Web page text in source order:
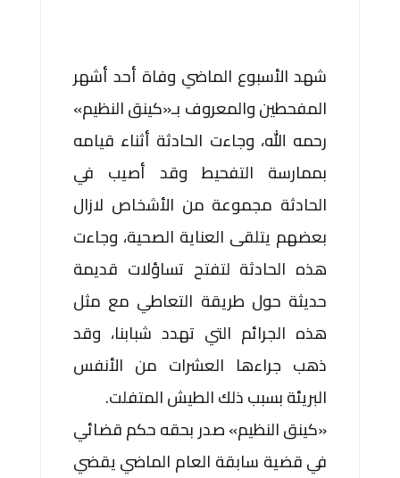
شهد الأسبوع الماضي وفاة أحد أشهر
المفحطين والمعروف بـ«كينق النظيم»
رحمه الله، وجاءت الحادثة أثناء قيامه
بممارسة التفحيط وقد أصيب في
الحادثة مجموعة من الأشخاص لازال
بعضهم يتلقى العناية الصحية، وجاءت
هذه الحادثة لتفتح تساؤلات قديمة
حديثة حول طريقة التعاطي مع مثل
هذه الجرائم التي تهدد شبابنا، وقد
ذهب جراءها العشرات من الأنفس
البريئة بسبب ذلك الطيش المتفلت.
«كينق النظيم» صدر بحقه حكم قضائي
في قضية سابقة العام الماضي يقضي